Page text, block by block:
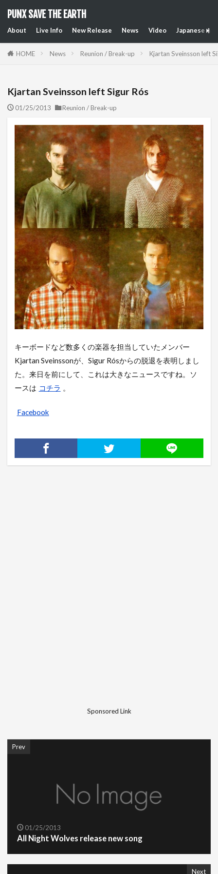
PUNX SAVE THE EARTH
About Live Info New Release News Video Japanese
HOME News Reunion / Break-up Kjartan Sveinsson left
Kjartan Sveinsson left Sigur Rós
01/25/2013 Reunion / Break-up
キーボードなど数多くの楽器を担当していたメンバー
Kjartan Sveinssonが、Sigur Rósからの脱退を表明しまし
た。来日を前にして、これは大きなニュースですね。ソ
ースは コチラ 。
Facebook
Sponsored Link
Prev
01/25/2013
All Night Wolves release new song
Next